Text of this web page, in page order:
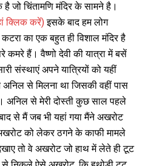
जो चिंतामणि मंदिर के सामने है।
क्लिक करें)इसके बाद हम लोग
का एक बहुत ही विशाल मंदिर है
कमरे हैं। वैष्णो देवी की यात्रा में बसें
संस्थाएं अपने यात्रियों को यहीं
से मिलना था जिसकी वहीं पास
अनिल से मेरी दोस्ती कुछ साल पहले
से मैं जब भी यहां गया मैंने अखरोट
को लेकर ठगने के काफी मामले
तो वे अखरोट जो हाथ में लेते ही टूट